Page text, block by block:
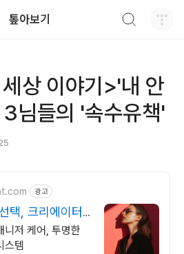
톺아보기
상 이야기>'내 안
님들의 '속수유책'
광고
택, 크리에이터,
니저 케어, 투명한
스템